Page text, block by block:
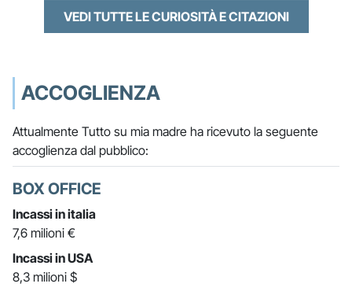
VEDI TUTTE LE CURIOSITÀ E CITAZIONI
ACCOGLIENZA
Attualmente Tutto su mia madre ha ricevuto la seguente
accoglienza dal pubblico:
BOX OFFICE
Incassi in italia
7,6 milioni €
Incassi in USA
8,3 milioni $